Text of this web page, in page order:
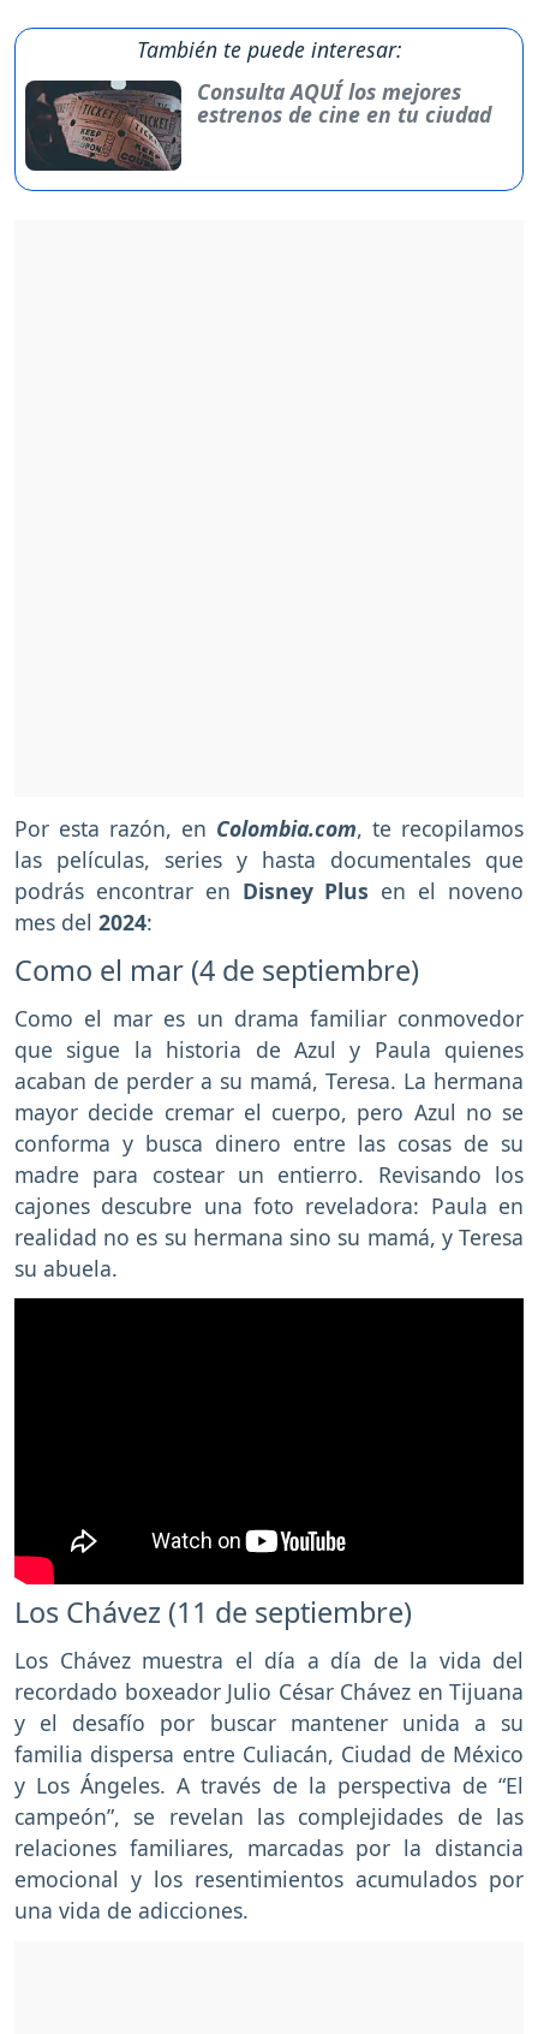
También te puede interesar:
Consulta AQUÍ los mejores
estrenos de cine en tu ciudad
Por esta razón, en Colombia.com, te recopilamos
las películas, series y hasta documentales que
podrás encontrar en Disney Plus en el noveno
mes del 2024:
Como el mar (4 de septiembre)
Como el mar es un drama familiar conmovedor
que sigue la historia de Azul y Paula quienes
acaban de perder a su mamá, Teresa. La hermana
mayor decide cremar el cuerpo, pero Azul no se
conforma y busca dinero entre las cosas de su
madre para costear un entierro. Revisando los
cajones descubre una foto reveladora: Paula en
realidad no es su hermana sino su mamá, y Teresa
su abuela.
Los Chávez (11 de septiembre)
Los Chávez muestra el día a día de la vida del
recordado boxeador Julio César Chávez en Tijuana
y el desafío por buscar mantener unida a su
familia dispersa entre Culiacán, Ciudad de México
y Los Ángeles. A través de la perspectiva de “El
campeón”, se revelan las complejidades de las
relaciones familiares, marcadas por la distancia
emocional y los resentimientos acumulados por
una vida de adicciones.